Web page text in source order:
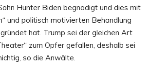
Hunter Biden begnadigt und dies mit
und politisch motivierten Behandlung
hat. Trump sei der gleichen Art
zum Opfer gefallen, deshalb sei
so die Anwälte.